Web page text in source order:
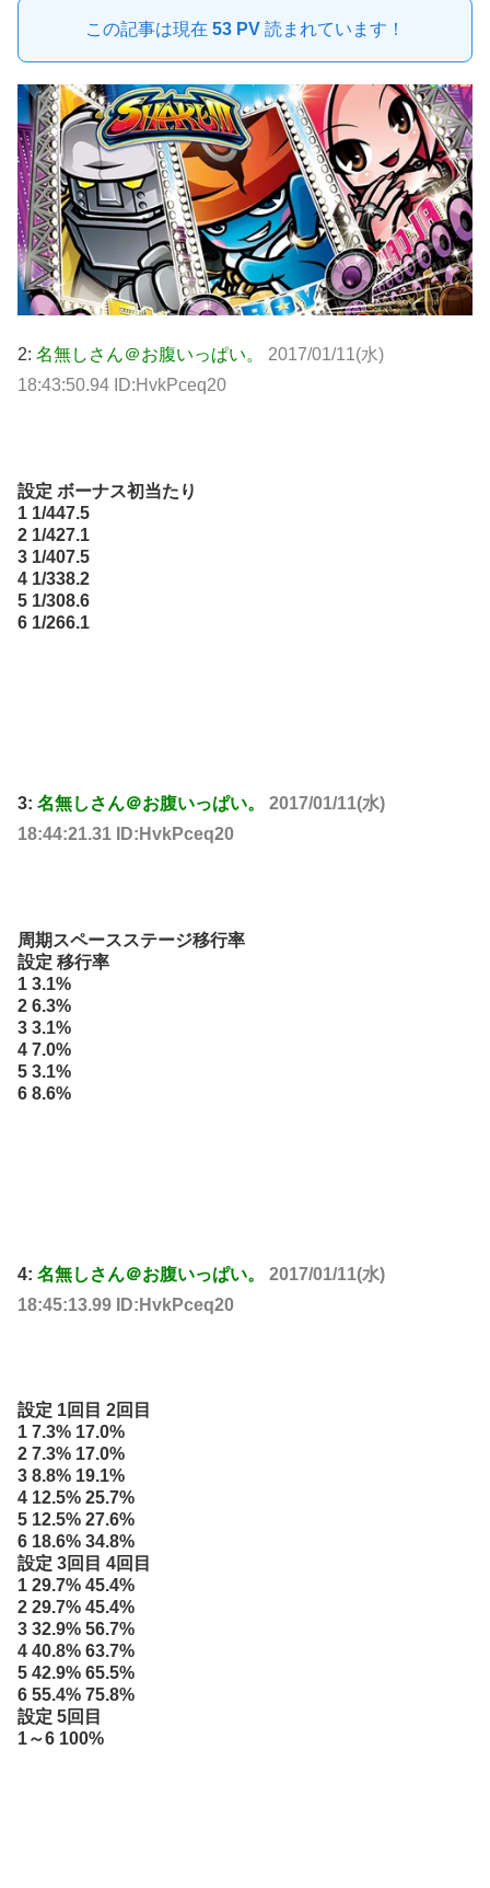
この記事は現在 53 PV 読まれています！
2: 名無しさん＠お腹いっぱい。
2017/01/11(水)
18:43:50.94 ID:HvkPceq20
設定 ボーナス初当たり
1 1/447.5
2 1/427.1
3 1/407.5
4 1/338.2
5 1/308.6
6 1/266.1
3: 名無しさん＠お腹いっぱい。
2017/01/11(水)
18:44:21.31 ID:HvkPceq20
周期スペースステージ移行率
設定 移行率
1 3.1%
2 6.3%
3 3.1%
4 7.0%
5 3.1%
6 8.6%
4: 名無しさん＠お腹いっぱい。
2017/01/11(水)
18:45:13.99 ID:HvkPceq20
設定 1回目 2回目
1 7.3% 17.0%
2 7.3% 17.0%
3 8.8% 19.1%
4 12.5% 25.7%
5 12.5% 27.6%
6 18.6% 34.8%
設定 3回目 4回目
1 29.7% 45.4%
2 29.7% 45.4%
3 32.9% 56.7%
4 40.8% 63.7%
5 42.9% 65.5%
6 55.4% 75.8%
設定 5回目
1～6 100%